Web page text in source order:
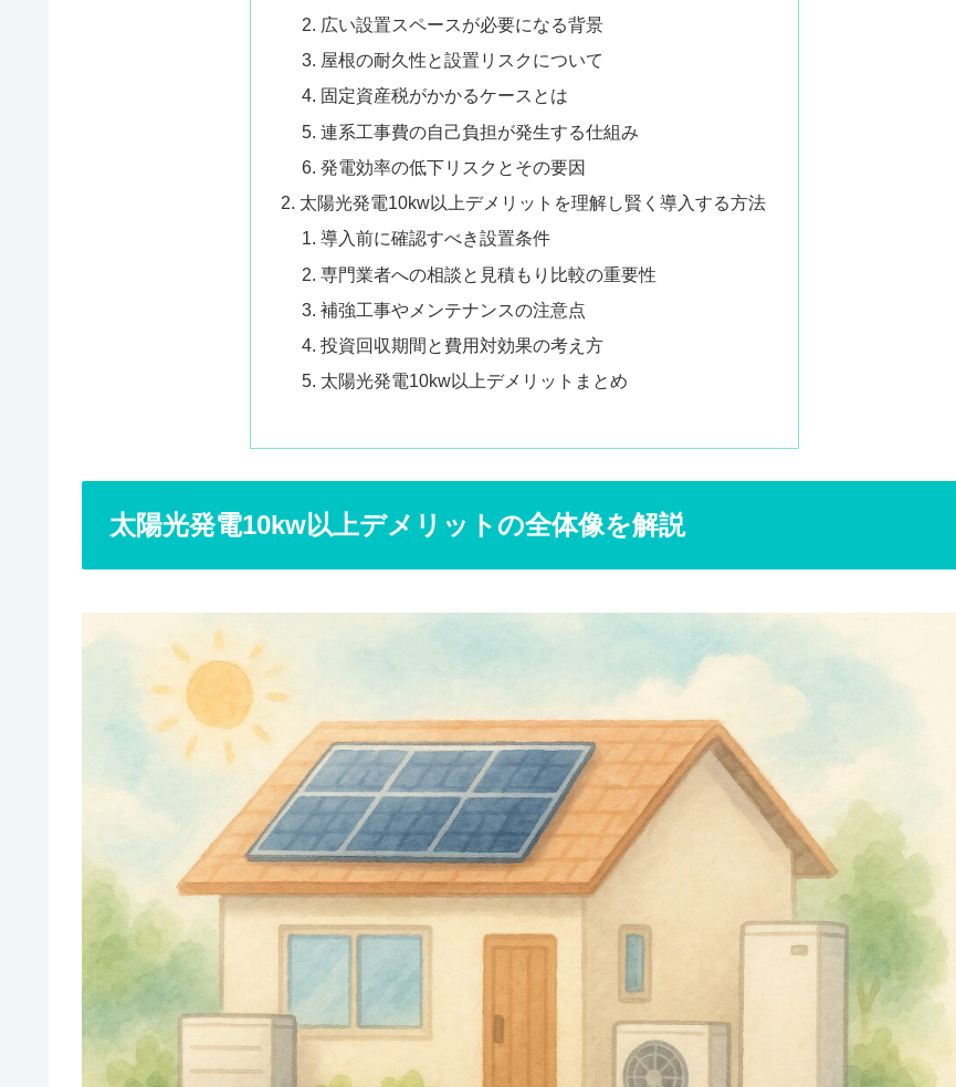
広い設置スペースが必要になる背景
屋根の耐久性と設置リスクについて
固定資産税がかかるケースとは
連系工事費の自己負担が発生する仕組み
発電効率の低下リスクとその要因
太陽光発電10kw以上デメリットを理解し賢く導入する方法
導入前に確認すべき設置条件
専門業者への相談と見積もり比較の重要性
補強工事やメンテナンスの注意点
投資回収期間と費用対効果の考え方
太陽光発電10kw以上デメリットまとめ
太陽光発電10kw以上デメリットの全体像を解説